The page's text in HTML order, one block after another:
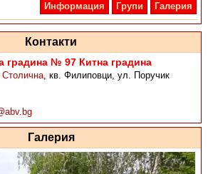
Информация Групи Галерия
Контакти
градина № 97 Китна градина
,кв. Филиповци, ул. Поручик
Галерия